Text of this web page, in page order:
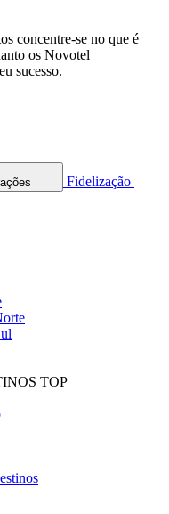
concentre-se no que é
os Novotel
sucesso.
Fidelização
TOP